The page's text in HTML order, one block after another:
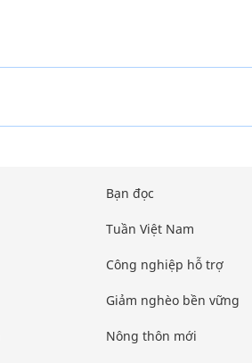
Bạn đọc
Tuần Việt Nam
Công nghiệp hỗ trợ
Giảm nghèo bền vững
Nông thôn mới